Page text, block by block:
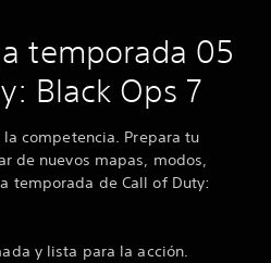
temporada 05
Black Ops 7
competencia. Prepara tu
de nuevos mapas, modos,
temporada de Call of Duty:
y lista para la acción.